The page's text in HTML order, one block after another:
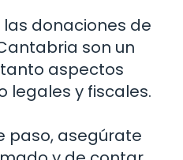
donaciones de
son un
aspectos
legales y fiscales.
paso, asegúrate